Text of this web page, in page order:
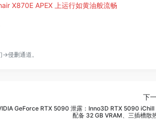
X870E APEX 上运行如黄油般流畅
→侵删通道 。
下
GeForce RTX 5090 泄露：Inno3D RTX 5090 iChill
配备 32 GB VRAM、三插槽散